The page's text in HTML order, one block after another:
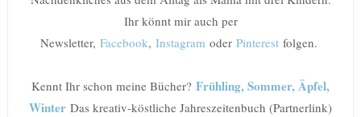
Ihr könnt mir auch per
Newsletter, Facebook, Instagram oder Pinterest folgen.
Kennt Ihr schon meine Bücher? Frühling, Sommer, Äpfel,
Winter Das kreativ-köstliche Jahreszeitenbuch (Partnerlink)